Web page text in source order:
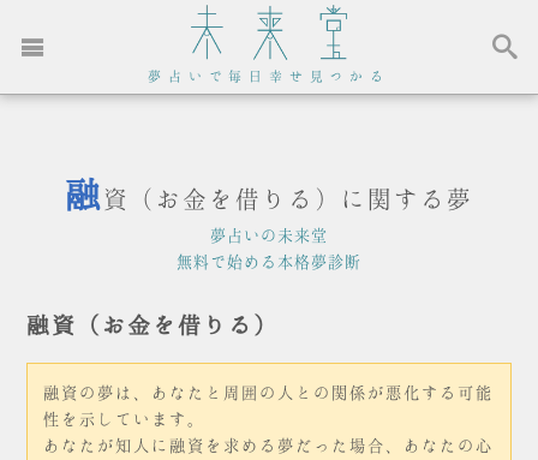
夢占いで毎日幸せ見つかる
融 資（お金を借りる）に関する夢
夢占いの未来堂
無料で始める本格夢診断
融資（お金を借りる）
融資の夢は、あなたと周囲の人との関係が悪化する可能
性を示しています。
あなたが知人に融資を求める夢だった場合、あなたの心